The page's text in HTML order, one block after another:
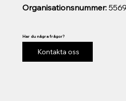
Organisationsnummer:
Har du några frågor?
Kontakta oss